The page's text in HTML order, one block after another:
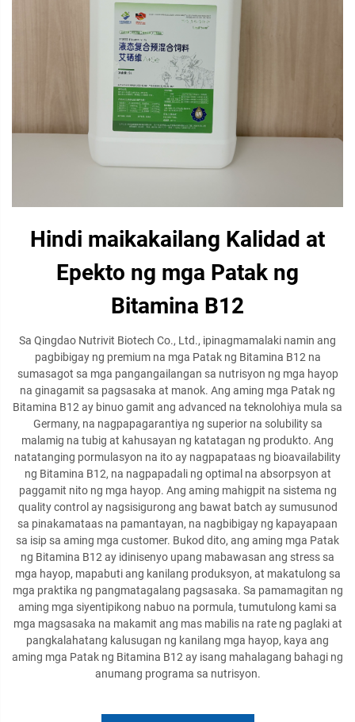
Hindi maikakailang Kalidad at
Epekto ng mga Patak ng
Bitamina B12
Sa Qingdao Nutrivit Biotech Co., Ltd., ipinagmamalaki namin ang
pagbibigay ng premium na mga Patak ng Bitamina B12 na
sumasagot sa mga pangangailangan sa nutrisyon ng mga hayop
na ginagamit sa pagsasaka at manok. Ang aming mga Patak ng
Bitamina B12 ay binuo gamit ang advanced na teknolohiya mula sa
Germany, na nagpapagarantiya ng superior na solubility sa
malamig na tubig at kahusayan ng katatagan ng produkto. Ang
natatanging pormulasyon na ito ay nagpapataas ng bioavailability
ng Bitamina B12, na nagpapadali ng optimal na absorpsyon at
paggamit nito ng mga hayop. Ang aming mahigpit na sistema ng
quality control ay nagsisigurong ang bawat batch ay sumusunod
sa pinakamataas na pamantayan, na nagbibigay ng kapayapaan
sa isip sa aming mga customer. Bukod dito, ang aming mga Patak
ng Bitamina B12 ay idinisenyo upang mabawasan ang stress sa
mga hayop, mapabuti ang kanilang produksyon, at makatulong sa
mga praktika ng pangmatagalang pagsasaka. Sa pamamagitan ng
aming mga siyentipikong nabuo na pormula, tumutulong kami sa
mga magsasaka na makamit ang mas mabilis na rate ng paglaki at
pangkalahatang kalusugan ng kanilang mga hayop, kaya ang
aming mga Patak ng Bitamina B12 ay isang mahalagang bahagi ng
anumang programa sa nutrisyon.